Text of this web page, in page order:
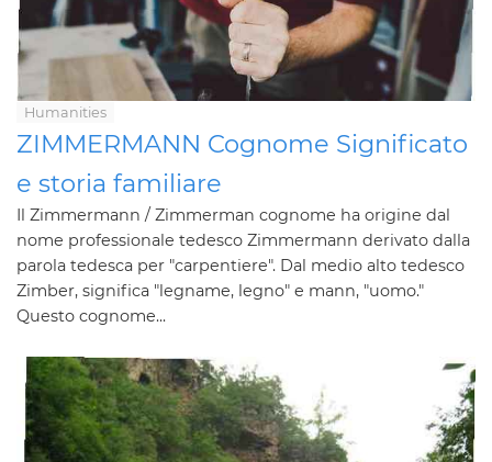
Humanities
ZIMMERMANN Cognome Significato
e storia familiare
Il Zimmermann / Zimmerman cognome ha origine dal
nome professionale tedesco Zimmermann derivato dalla
parola tedesca per "carpentiere". Dal medio alto tedesco
Zimber, significa "legname, legno" e mann, "uomo."
Questo cognome...